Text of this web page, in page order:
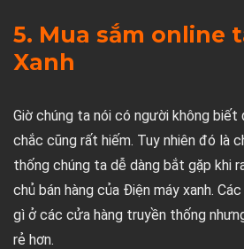
5. Mua sắm online
Xanh
Giờ chúng ta nói có người không biết
chắc cũng rất hiếm. Tuy nhiên đó là
thống chúng ta dễ dàng bắt gặp khi
chủ bán hàng của Điện máy xanh.
gì ở các cửa hàng truyền thống
rẻ hơn.